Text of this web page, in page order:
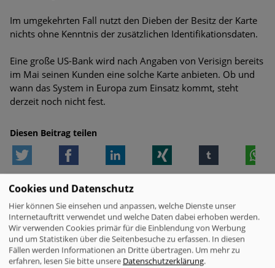
Im umgekehrten Fall nutzt den Dieben der Besitz der Karte
nichts ohne Kenntnis der zusätzlichen Identifikationsdaten.
Eine große US-Bank wird nach Angaben von Verisign bereits
im Mai seinen Kunden eine solche Karte anbieten. Ob und
wann das System in Europa zum Einsatz kommt, steht
derzeit noch nicht fest.
Diesen Beitrag teilen
Facebook LinkedIn tumblr
WEITERE MELDUNGEN ZUM THEMA
VERWANDTE MELDUNGEN
Check Point Research: Brand Phishing
Cookies und Datenschutz
Hier können Sie einsehen und anpassen, welche Dienste unser
Internetauftritt verwendet und welche Daten dabei erhoben werden.
Wir verwenden Cookies primär für die Einblendung von Werbung
und um Statistiken über die Seitenbesuche zu erfassen. In diesen
Fällen werden Informationen an Dritte übertragen. Um mehr zu
erfahren, lesen Sie bitte unsere Datenschutzerklärung.